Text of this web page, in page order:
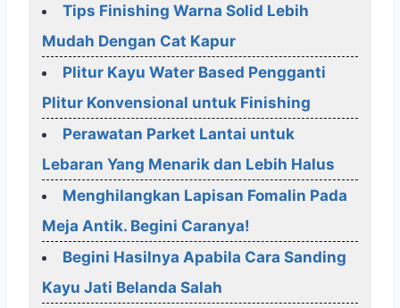
Tips Finishing Warna Solid Lebih
Mudah Dengan Cat Kapur
Plitur Kayu Water Based Pengganti
Plitur Konvensional untuk Finishing
Perawatan Parket Lantai untuk
Lebaran Yang Menarik dan Lebih Halus
Menghilangkan Lapisan Fomalin Pada
Meja Antik. Begini Caranya!
Begini Hasilnya Apabila Cara Sanding
Kayu Jati Belanda Salah